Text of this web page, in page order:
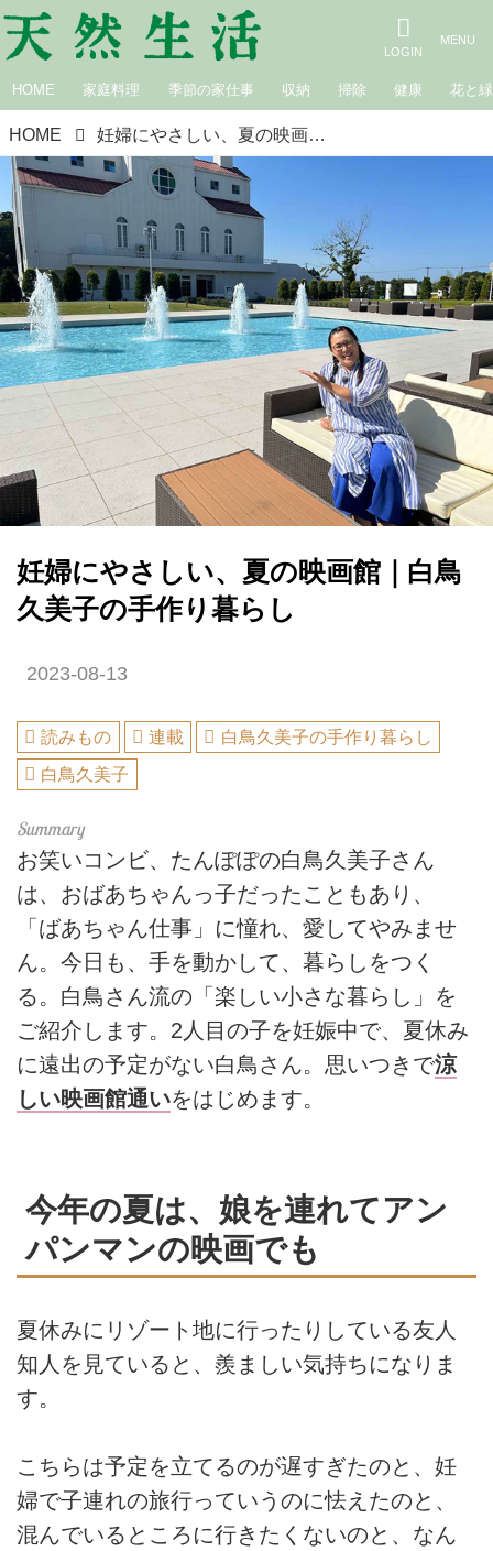
HOME 家庭料理 季節の家仕事 収納 掃除 健康 花と緑
HOME 妊婦にやさしい、夏の映画館｜白鳥久美子の手作り暮らし
妊婦にやさしい、夏の映画館｜白鳥
久美子の手作り暮らし
2023-08-13
読みもの 連載
白鳥久美子の手作り暮らし
白鳥久美子
お笑いコンビ、たんぽぽの白鳥久美子さん
は、おばあちゃんっ子だったこともあり、
「ばあちゃん仕事」に憧れ、愛してやみませ
ん。今日も、手を動かして、暮らしをつく
る。白鳥さん流の「楽しい小さな暮らし」を
ご紹介します。2人目の子を妊娠中で、夏休み
に遠出の予定がない白鳥さん。思いつきで涼
しい映画館通いをはじめます。
今年の夏は、娘を連れてアン
パンマンの映画でも
夏休みにリゾート地に行ったりしている友人
知人を見ていると、羨ましい気持ちになりま
す。
こちらは予定を立てるのが遅すぎたのと、妊
婦で子連れの旅行っていうのに怯えたのと、
混んでいるところに行きたくないのと、なん